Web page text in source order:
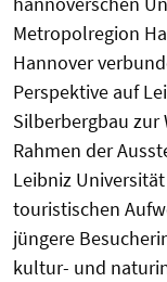
Metropolregion
Hannover
Perspektive auf
Silberbergbau
Rahmen der
Leibniz
touristischen
jüngere
kultur- und